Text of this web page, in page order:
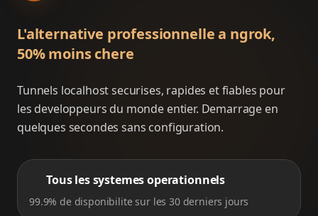
L'alternative professionnelle a ngrok,
50% moins chere
Tunnels localhost securises, rapides et fiables pour
les developpeurs du monde entier. Demarrage en
quelques secondes sans configuration.
Tous les systemes operationnels
99.9% de disponibilite sur les 30 derniers jours